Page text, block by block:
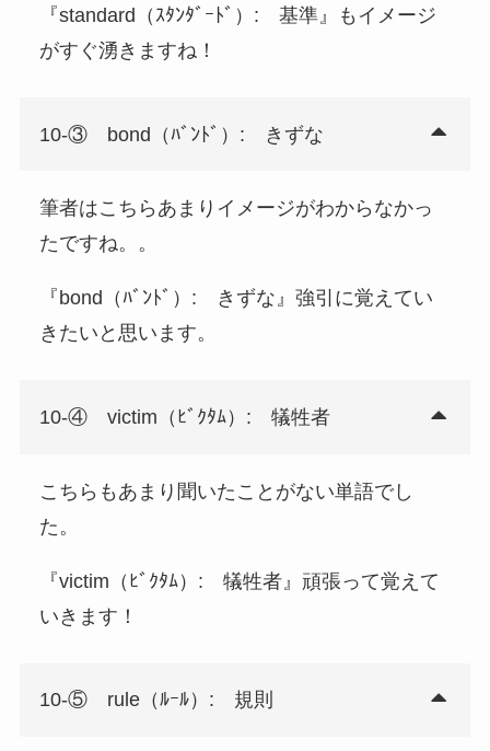
『standard（ｽﾀﾝﾀﾞｰﾄﾞ）: 基準』もイメージ
がすぐ湧きますね！
10-③ bond（ﾊﾞﾝﾄﾞ）: きずな
筆者はこちらあまりイメージがわからなかっ
たですね。。
『bond（ﾊﾞﾝﾄﾞ）: きずな』強引に覚えてい
きたいと思います。
10-④ victim（ﾋﾞｸﾀﾑ）: 犠牲者
こちらもあまり聞いたことがない単語でし
た。
『victim（ﾋﾞｸﾀﾑ）: 犠牲者』頑張って覚えて
いきます！
10-⑤ rule（ﾙｰﾙ）: 規則